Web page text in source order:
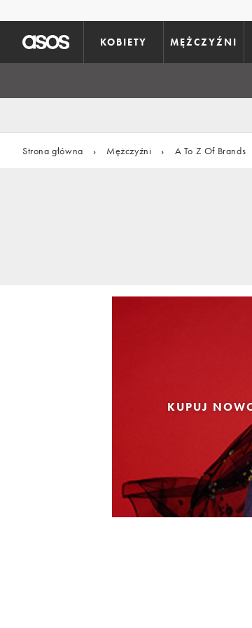
KOBIETY MĘŻCZYŹNI
Strona główna › Mężczyźni › A To Z Of Brands
KUPUJ